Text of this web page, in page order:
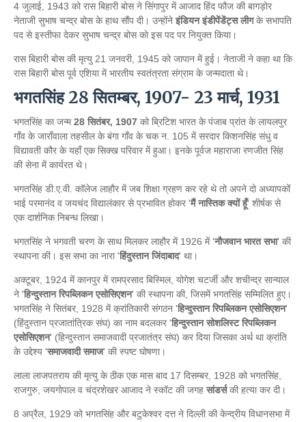
4 जुलाई, 1943 को रास बिहारी बोस ने सिंगापुर में आजाद हिंद फौज की बागड़ोर
नेताजी सुभाष चन्द्र बोस के हाथ सौंप दी। उन्होंने इंडियन इंडीपेंडेंट्स लीगके सभापति
पद से इस्तीफा देकर सुभाष चन्द्र बोस को इस पद पर नियुक्त किया।
रास बिहारी बोस की मृत्यु 21 जनवरी, 1945 को जापान में हुई। नेताजी ने कहा था कि
रास बिहारी बोस पूर्व एशिया में भारतीय स्वतंत्रता संग्राम के जन्मदाता थे।
भगतसिंह 28 सितम्बर, 1907- 23 मार्च, 1931
भगतसिंह का जन्म28 सितंबर, 1907 को ब्रिटिश भारत के पंजाब प्रांत के लायलपुर
गाँव के जाराँवाला तहसील के बंगा गाँव के चक न. 105 में सरदार किशनसिंह संधु व
विद्यावती कौर के यहाँ एक सिक्ख परिवार में हुआ। इनके पूर्वज महाराजा रणजीत सिंह
की सेना में कार्यरत थे।
भगतसिंह डी.ए.वी. कॉलेज लाहौर में जब शिक्षा ग्रहण कर रहे थे तो अपने दो अध्यापकों
भाई परमानंद व जयचंद विद्यालंकार से प्रभावित होकर 'मैं नास्तिक क्यों हूँ' शीर्षक से
एक दार्शनिक निबन्ध लिखा।
भगतसिंह ने भगवती चरण के साथ मिलकर लाहौर में 1926 में 'नौजवान भारत सभा' की
स्थापना की। इस सभा का नारा 'हिंदुस्तान जिंदाबाद' था।
अक्टूबर, 1924 में कानपुर में रामप्रसाद बिस्मिल, योगेश चटर्जी और शचीन्द्र सान्याल
ने 'हिन्दुस्तान रिपब्लिकन एसोसिएशन' की स्थापना की, जिसमें भगतसिंह सम्मिलित हुए।
भगतसिंह ने सितंबर, 1928 में क्रांतिकारी संगठन 'हिन्दुस्तान रिपब्लिकन एसोसिएशन'
(हिंदुस्तान प्रजातांत्रिक संघ) का नाम बदलकर 'हिन्दुस्तान सोशलिस्ट रिपब्लिकन
एसोसिएशन' (हिन्दुस्तान समाजवादी प्रजातंत्र संघ) कर दिया जिसका अर्थ था क्रांति
के उद्देश्य 'समाजवादी समाज' की स्पष्ट घोषणा।
लाला लाजपतराय की मृत्यु के ठीक एक मास बाद 17 दिसम्बर, 1928 को भगतसिंह,
राजगुरु, जयगोपाल व चंद्रशेखर आजाद ने स्कॉट की जगह सांडर्सकी हत्या कर दी।
8 अप्रैल, 1929 को भगतसिंह और बटुकेश्वर दत्त ने दिल्ली की केन्द्रीय विधानसभा में